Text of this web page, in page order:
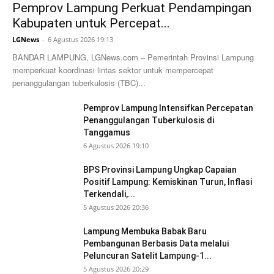
Pemprov Lampung Perkuat Pendampingan
Kabupaten untuk Percepat...
LGNews - 6 Agustus 2026 19:13
BANDAR LAMPUNG, LGNews.com – Pemerintah Provinsi Lampung
memperkuat koordinasi lintas sektor untuk mempercepat
penanggulangan tuberkulosis (TBC)...
Pemprov Lampung Intensifkan Percepatan
Penanggulangan Tuberkulosis di
Tanggamus
6 Agustus 2026 19:10
BPS Provinsi Lampung Ungkap Capaian
Positif Lampung: Kemiskinan Turun, Inflasi
Terkendali,...
5 Agustus 2026 20:36
Lampung Membuka Babak Baru
Pembangunan Berbasis Data melalui
Peluncuran Satelit Lampung-1...
5 Agustus 2026 20:29